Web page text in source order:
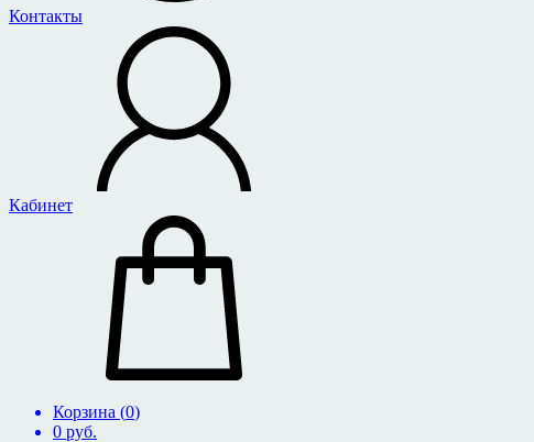
Контакты
Кабинет
Корзина (0)
0 руб.